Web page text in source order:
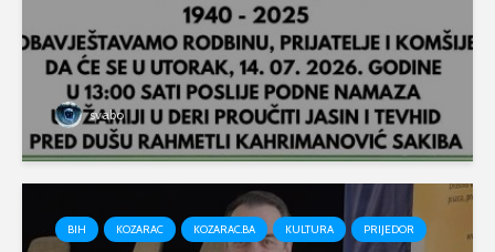
svabo
BIH KOZARAC KOZARAC.BA KULTURA PRIJEDOR